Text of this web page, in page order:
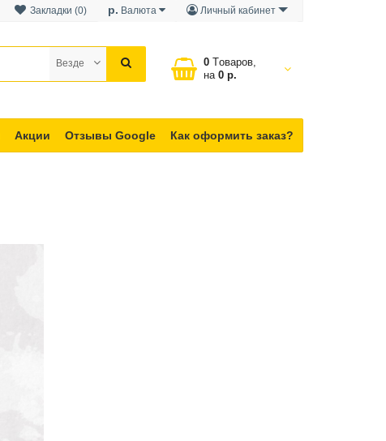
Личный кабинет
р. Валюта
Закладки (0)
0 Tоваров,
на
0 р.
Везде
Акции Отзывы Google Как оформить заказ?